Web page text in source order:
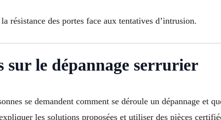
résistance des portes face aux tentatives d’intrusion.
sur le dépannage serrurier
se demandent comment se déroule un dépannage et
les solutions proposées et utiliser des pièces